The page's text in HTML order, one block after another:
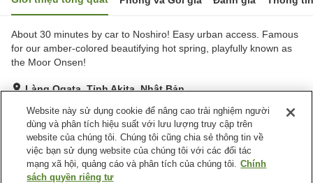
About 30 minutes by car to Noshiro! Easy urban access. Famous
for our amber-colored beautifying hot spring, playfully known as
the Moor Onsen!
Làng Ogata, Tỉnh Akita, Nhật Bản
Rất tốt Đánh giá:85lượt
Tiện nghi chỗ nghỉ
Website này sử dụng cookie để nâng cao trải nghiệm người
dùng và phân tích hiệu suất với lưu lượng truy cập trên
website của chúng tôi. Chúng tôi cũng chia sẻ thông tin về
việc bạn sử dụng website của chúng tôi với các đối tác
mạng xã hội, quảng cáo và phân tích của chúng tôi. Chính
sách quyền riêng tư